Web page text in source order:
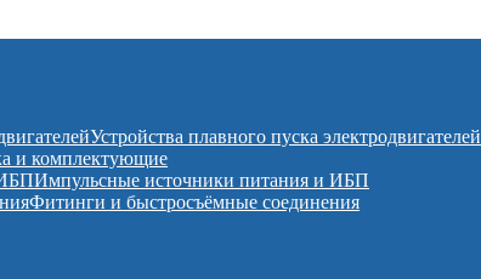
Устройства плавного пуска электродвигателей
и комплектующие
Импульсные источники питания и ИБП
Фитинги и быстросъёмные соединения